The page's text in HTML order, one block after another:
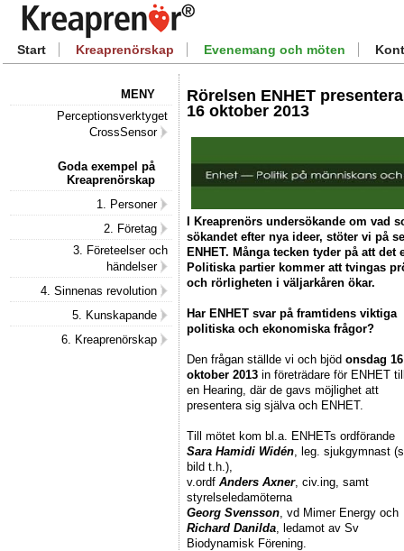
Start Kreaprenörskap Evenemang och möten
MENY
Perceptionsverktyget
CrossSensor
Goda exempel på
Kreaprenörskap
1. Personer
2. Företag
3. Företeelser och
händelser
4. Sinnenas revolution
5. Kunskapande
6. Kreaprenörskap
Rörelsen ENHET
16 oktober 2013
I Kreaprenörs undersökande om vad
sökandet efter nya ideer, stöter vi på
ENHET. Många tecken tyder på att
Politiska partier kommer att tvingas
och rörligheten i väljarkåren ökar.
Har ENHET svar på framtidens viktiga
politiska och ekonomiska frågor?
Den frågan ställde vi och bjöd onsdag 16
oktober 2013 in företrädare för ENHET
en Hearing, där de gavs möjlighet att
presentera sig själva och ENHET.
Till mötet kom bl.a. ENHETs ordförande
Sara Hamidi Widén , leg. sjukgymnast
bild t.h.),
v.ordf Anders Axner, civ.ing, samt
styrelseledamöterna
Georg Svensson , vd Mimer Energy och
Richard Danilda , ledamot av Sv
Biodynamisk Förening.